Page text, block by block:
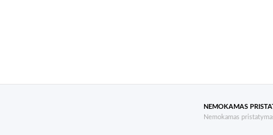
NEMOKAMAS
Nemokamas